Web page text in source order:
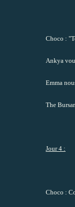
Choco :
Ankya
Emma
The Bursar
Jour 4 :
Choco :